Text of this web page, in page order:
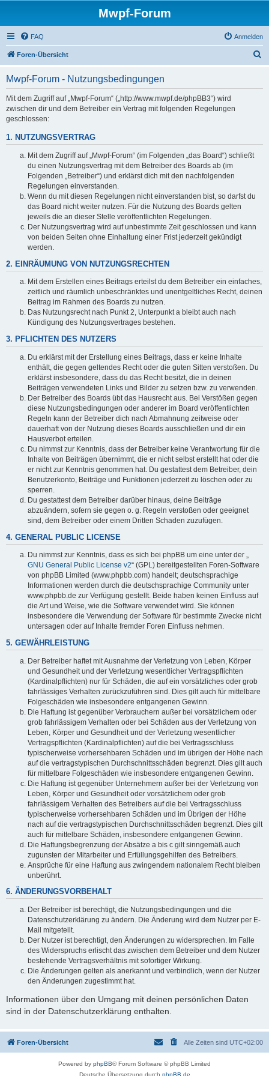
Mwpf-Forum
FAQ Anmelden
Foren-Übersicht
Mwpf-Forum - Nutzungsbedingungen
Mit dem Zugriff auf „Mwpf-Forum“ („http://www.mwpf.de/phpBB3“) wird
zwischen dir und dem Betreiber ein Vertrag mit folgenden Regelungen
geschlossen:
1. NUTZUNGSVERTRAG
Mit dem Zugriff auf „Mwpf-Forum“ (im Folgenden „das Board“) schließt
du einen Nutzungsvertrag mit dem Betreiber des Boards ab (im
Folgenden „Betreiber“) und erklärst dich mit den nachfolgenden
Regelungen einverstanden.
Wenn du mit diesen Regelungen nicht einverstanden bist, so darfst du
das Board nicht weiter nutzen. Für die Nutzung des Boards gelten
jeweils die an dieser Stelle veröffentlichten Regelungen.
Der Nutzungsvertrag wird auf unbestimmte Zeit geschlossen und kann
von beiden Seiten ohne Einhaltung einer Frist jederzeit gekündigt
werden.
2. EINRÄUMUNG VON NUTZUNGSRECHTEN
Mit dem Erstellen eines Beitrags erteilst du dem Betreiber ein einfaches,
zeitlich und räumlich unbeschränktes und unentgeltliches Recht, deinen
Beitrag im Rahmen des Boards zu nutzen.
Das Nutzungsrecht nach Punkt 2, Unterpunkt a bleibt auch nach
Kündigung des Nutzungsvertrages bestehen.
3. PFLICHTEN DES NUTZERS
Du erklärst mit der Erstellung eines Beitrags, dass er keine Inhalte
enthält, die gegen geltendes Recht oder die guten Sitten verstoßen. Du
erklärst insbesondere, dass du das Recht besitzt, die in deinen
Beiträgen verwendeten Links und Bilder zu setzen bzw. zu verwenden.
Der Betreiber des Boards übt das Hausrecht aus. Bei Verstößen gegen
diese Nutzungsbedingungen oder anderer im Board veröffentlichten
Regeln kann der Betreiber dich nach Abmahnung zeitweise oder
dauerhaft von der Nutzung dieses Boards ausschließen und dir ein
Hausverbot erteilen.
Du nimmst zur Kenntnis, dass der Betreiber keine Verantwortung für die
Inhalte von Beiträgen übernimmt, die er nicht selbst erstellt hat oder die
er nicht zur Kenntnis genommen hat. Du gestattest dem Betreiber, dein
Benutzerkonto, Beiträge und Funktionen jederzeit zu löschen oder zu
sperren.
Du gestattest dem Betreiber darüber hinaus, deine Beiträge
abzuändern, sofern sie gegen o. g. Regeln verstoßen oder geeignet
sind, dem Betreiber oder einem Dritten Schaden zuzufügen.
4. GENERAL PUBLIC LICENSE
Du nimmst zur Kenntnis, dass es sich bei phpBB um eine unter der „
GNU General Public License v2“ (GPL) bereitgestellten Foren-Software
von phpBB Limited (www.phpbb.com) handelt; deutschsprachige
Informationen werden durch die deutschsprachige Community unter
www.phpbb.de zur Verfügung gestellt. Beide haben keinen Einfluss auf
die Art und Weise, wie die Software verwendet wird. Sie können
insbesondere die Verwendung der Software für bestimmte Zwecke nicht
untersagen oder auf Inhalte fremder Foren Einfluss nehmen.
5. GEWÄHRLEISTUNG
Der Betreiber haftet mit Ausnahme der Verletzung von Leben, Körper
und Gesundheit und der Verletzung wesentlicher Vertragspflichten
(Kardinalpflichten) nur für Schäden, die auf ein vorsätzliches oder grob
fahrlässiges Verhalten zurückzuführen sind. Dies gilt auch für mittelbare
Folgeschäden wie insbesondere entgangenen Gewinn.
Die Haftung ist gegenüber Verbrauchern außer bei vorsätzlichem oder
grob fahrlässigem Verhalten oder bei Schäden aus der Verletzung von
Leben, Körper und Gesundheit und der Verletzung wesentlicher
Vertragspflichten (Kardinalpflichten) auf die bei Vertragsschluss
typischerweise vorhersehbaren Schäden und im übrigen der Höhe nach
auf die vertragstypischen Durchschnittsschäden begrenzt. Dies gilt auch
für mittelbare Folgeschäden wie insbesondere entgangenen Gewinn.
Die Haftung ist gegenüber Unternehmern außer bei der Verletzung von
Leben, Körper und Gesundheit oder vorsätzlichem oder grob
fahrlässigem Verhalten des Betreibers auf die bei Vertragsschluss
typischerweise vorhersehbaren Schäden und im Übrigen der Höhe
nach auf die vertragstypischen Durchschnittsschäden begrenzt. Dies gilt
auch für mittelbare Schäden, insbesondere entgangenen Gewinn.
Die Haftungsbegrenzung der Absätze a bis c gilt sinngemäß auch
zugunsten der Mitarbeiter und Erfüllungsgehilfen des Betreibers.
Ansprüche für eine Haftung aus zwingendem nationalem Recht bleiben
unberührt.
6. ÄNDERUNGSVORBEHALT
Der Betreiber ist berechtigt, die Nutzungsbedingungen und die
Datenschutzerklärung zu ändern. Die Änderung wird dem Nutzer per E-
Mail mitgeteilt.
Der Nutzer ist berechtigt, den Änderungen zu widersprechen. Im Falle
des Widerspruchs erlischt das zwischen dem Betreiber und dem Nutzer
bestehende Vertragsverhältnis mit sofortiger Wirkung.
Die Änderungen gelten als anerkannt und verbindlich, wenn der Nutzer
den Änderungen zugestimmt hat.
Informationen über den Umgang mit deinen persönlichen Daten
sind in der Datenschutzerklärung enthalten.
Foren-Übersicht Alle Zeiten sind UTC+02:00
Powered by phpBB® Forum Software © phpBB Limited
Deutsche Übersetzung durch phpBB.de